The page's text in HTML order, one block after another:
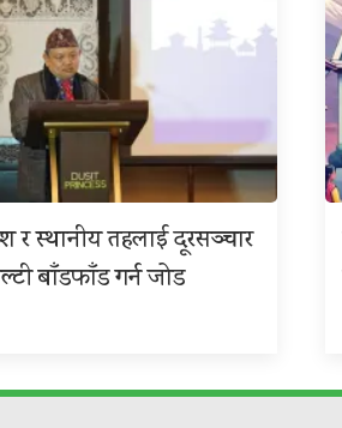
र स्थानीय तहलाई दूरसञ्चार
बाँडफाँड गर्न जोड